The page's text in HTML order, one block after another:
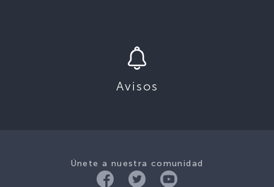
Avisos
Únete a nuestra comunidad